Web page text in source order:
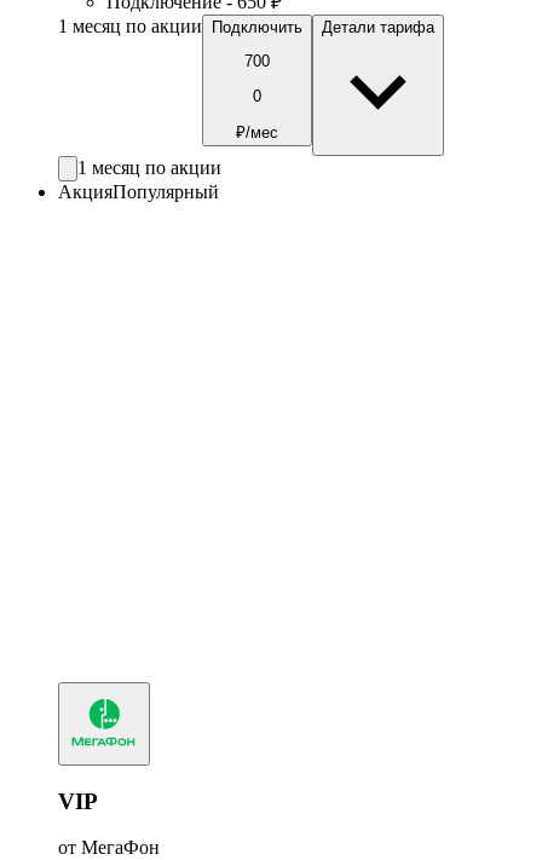
1 месяц по акции
Подключить
700
0
₽/мес
Детали тарифа
1 месяц по акции
АкцияПопулярный
VIP
от МегаФон